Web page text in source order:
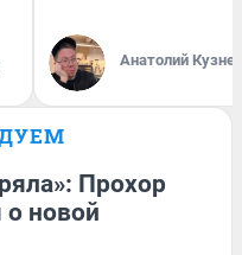
Анатолий
Прохор
новой